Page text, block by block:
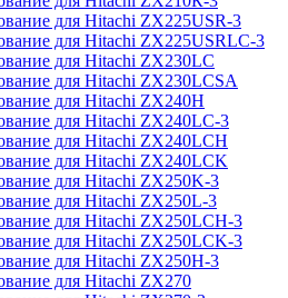
для Hitachi ZX225USR-3
для Hitachi ZX225USRLC-3
для Hitachi ZX230LC
для Hitachi ZX230LCSA
для Hitachi ZX240H
для Hitachi ZX240LC-3
для Hitachi ZX240LCH
для Hitachi ZX240LCK
для Hitachi ZX250K-3
для Hitachi ZX250L-3
для Hitachi ZX250LCH-3
для Hitachi ZX250LCK-3
для Hitachi ZX250Н-3
для Hitachi ZX270